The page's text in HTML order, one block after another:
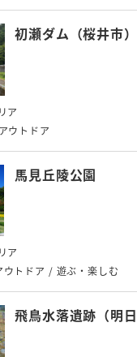
初瀬ダム（桜井市）
ア
ウトドア
馬見丘陵公園
ア
ウトドア 遊ぶ・楽しむ
飛鳥水落遺跡（明日